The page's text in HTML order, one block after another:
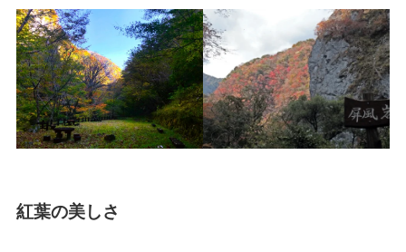
紅葉の美しさ